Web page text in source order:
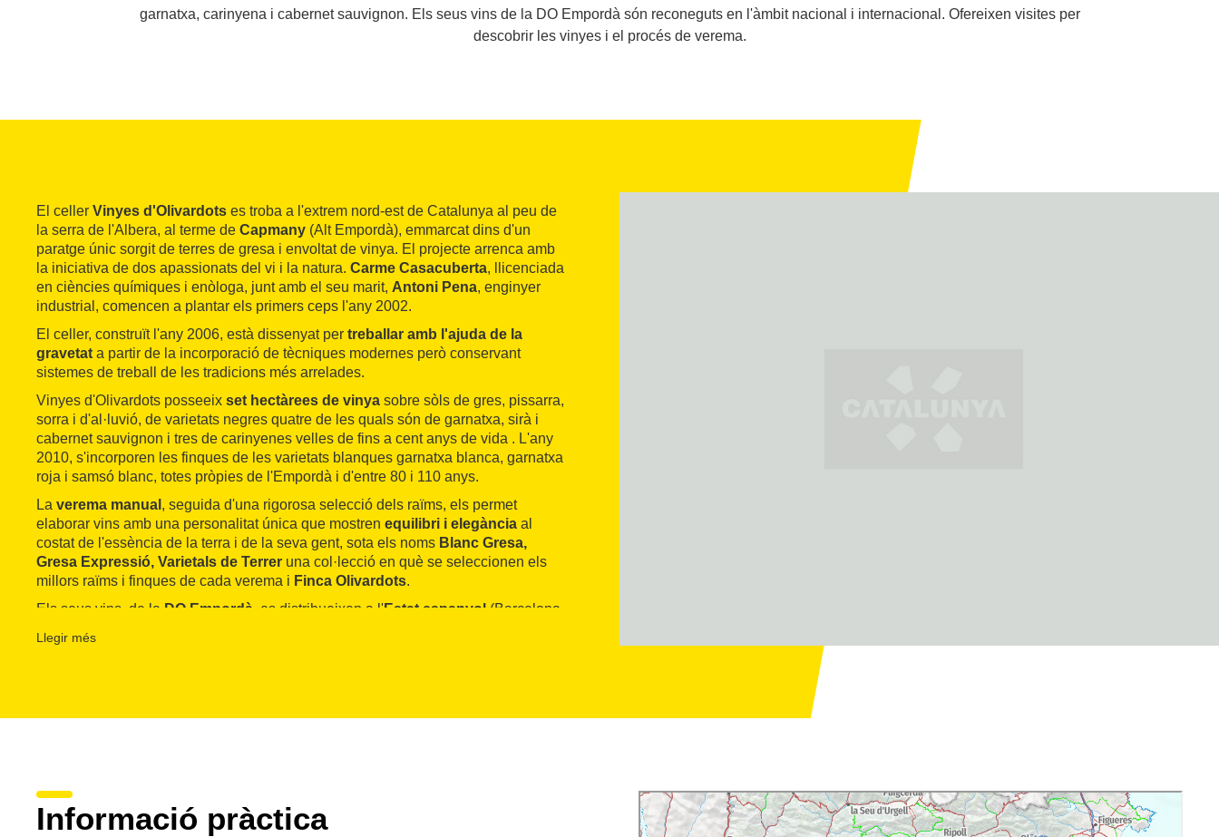
garnatxa, carinyena i cabernet sauvignon. Els seus vins de la DO Empordà són reconeguts en l'àmbit nacional i internacional. Ofereixen visites per
descobrir les vinyes i el procés de verema.
El celler Vinyes d'Olivardots es troba a l'extrem nord-est de Catalunya al peu de
la serra de l'Albera, al terme de Capmany (Alt Empordà), emmarcat dins d'un
paratge únic sorgit de terres de gresa i envoltat de vinya. El projecte arrenca amb
la iniciativa de dos apassionats del vi i la natura. Carme Casacuberta, llicenciada
en ciències químiques i enòloga, junt amb el seu marit, Antoni Pena, enginyer
industrial, comencen a plantar els primers ceps l'any 2002.
El celler, construït l'any 2006, està dissenyat per treballar amb l'ajuda de la
gravetat a partir de la incorporació de tècniques modernes però conservant
sistemes de treball de les tradicions més arrelades.
Vinyes d'Olivardots posseeix set hectàrees de vinya sobre sòls de gres, pissarra,
sorra i d'al·luvió, de varietats negres quatre de les quals són de garnatxa, sirà i
cabernet sauvignon i tres de carinyenes velles de fins a cent anys de vida . L'any
2010, s'incorporen les finques de les varietats blanques garnatxa blanca, garnatxa
roja i samsó blanc, totes pròpies de l'Empordà i d'entre 80 i 110 anys.
La verema manual , seguida d'una rigorosa selecció dels raïms, els permet
elaborar vins amb una personalitat única que mostren equilibri i elegància al
costat de l'essència de la terra i de la seva gent, sota els noms Blanc Gresa,
Gresa Expressió, Varietals de Terrer una col·lecció en què se seleccionen els
millors raïms i finques de cada verema i Finca Olivardots.
Els seus vins, de la DO Empordà , es distribueixen a l'Estat espanyol (Barcelona,
del Sud).
Llegir més
Informació pràctica